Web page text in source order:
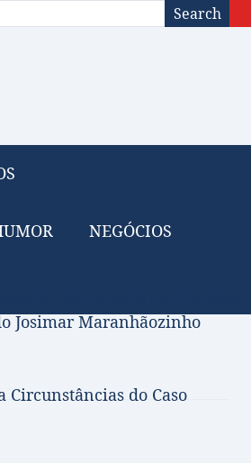
Search
NEGÓCIOS
Josimar Maranhãozinho
do Caso